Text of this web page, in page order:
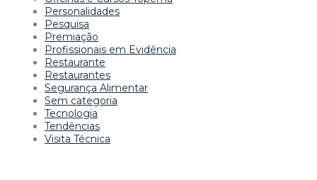
Personalidades
Pesquisa
Premiação
Profissionais em Evidência
Restaurante
Restaurantes
Segurança Alimentar
Sem categoria
Tecnologia
Tendências
Visita Técnica